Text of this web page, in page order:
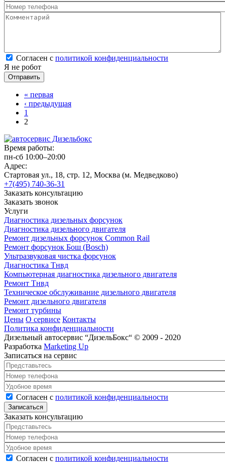
Номер телефона
Комментарий
Согласен с политикой конфиденциальности*
Согласен с политикой конфиденциальности
Я не робот
« первая
‹ предыдущая
1
2
Время работы:
пн-сб 10:00–20:00
Адрес:
Стартовая ул., 18, стр. 12, Москва (м. Медведково)
+7(495) 740-36-31
Заказать консультацию
Заказать звонок
Услуги
Диагностика дизельных форсунок
Диагностика дизельного двигателя
Ремонт дизельных форсунок Common Rail
Ремонт форсунок Бош (Bosch)
Ультразвуковая чистка форсунок
Диагностика Тнвд
Компьютерная диагностика дизельного двигателя
Ремонт Тнвд
Техническое обслуживание дизельного двигателя
Ремонт дизельного двигателя
Ремонт турбины
Цены О сервисе Контакты
Политика конфиденциальности
Дизельный автосервис “ДизельБокс“ © 2009 - 2020
Разработка Marketing Up
Записаться на сервис
Представьтесь
Номер телефона
Удобное время
Согласен с политикой конфиденциальности*
Согласен с политикой конфиденциальности
Заказать консультацию
Представьтесь
Номер телефона
Удобное время
Согласен с политикой конфиденциальности*
Согласен с политикой конфиденциальности